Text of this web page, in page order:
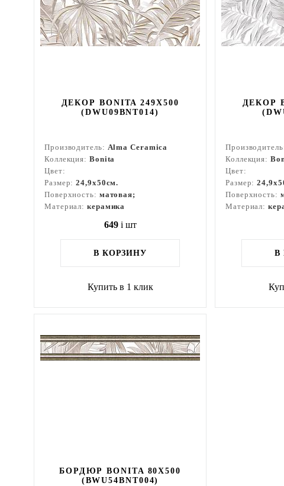
ДЕКОР BONITA 249X500
(DWU09BNT014)
Производитель: Alma Ceramica
Коллекция: Bonita
Цвет:
Размер:24,9x50см.
Поверхность: матовая;
Материал: керамика
649 i шт
В КОРЗИНУ
Купить в 1 клик
ДЕКОР
Коллекция:
Цвет:
Размер:
Поверхность:
Материал:
В
БОРДЮР BONITA 80X500
(BWU54BNT004)